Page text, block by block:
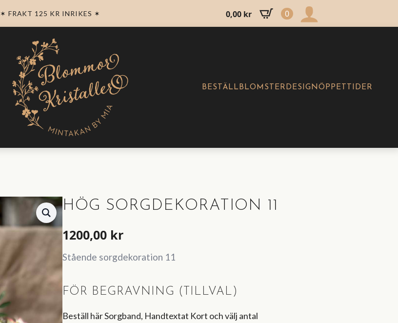
✶ FRAKT 125 KR INRIKES ✶ 0,00 kr 0
BESTÄLL BLOMSTERDESIGNÖPPETTIDER
HÖG SORGDEKORATION 11
1200,00 kr
Stående sorgdekoration 11
FÖR BEGRAVNING (TILLVAL)
Beställ här Sorgband, Handtextat Kort och välj antal